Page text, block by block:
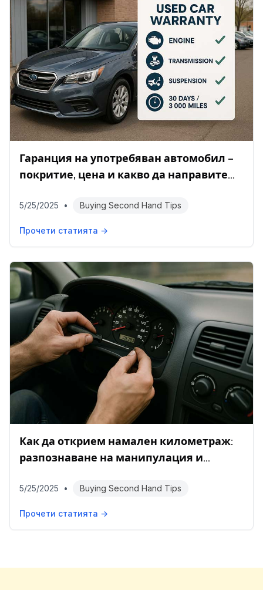
Гаранция на употребяван автомобил –
покритие, цена и какво да направите
5/25/2025 • Buying Second Hand Tips
Прочети статията →
Как да открием намален километраж:
разпознаване на манипулация и
5/25/2025 • Buying Second Hand Tips
Прочети статията →